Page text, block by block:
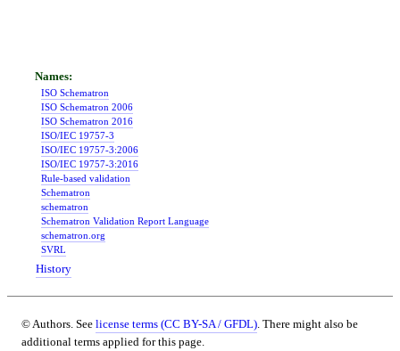
ISO Schematron
ISO Schematron 2006
ISO Schematron 2016
ISO/IEC 19757-3
ISO/IEC 19757-3:2006
ISO/IEC 19757-3:2016
Rule-based validation
Schematron
schematron
Schematron Validation Report Language
schematron.org
SVRL
History
© Authors. See license terms (CC BY-SA / GFDL). There might also be
additional terms applied for this page.